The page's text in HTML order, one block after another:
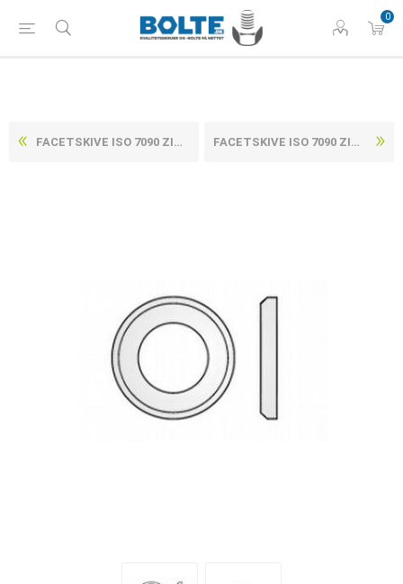
0
FACETSKIVE ISO 7090 ZINKFLAKE BEHANDLET (FLZNL 480H) HV 300 STÅL M18-(19X34X3) (200 STK) FACETSKIVE ISO 7090 ZINKFLAKE BEHANDLET (FLZNL 480H) HV 300 STÅL M22-(23X39X3) (200 STK)